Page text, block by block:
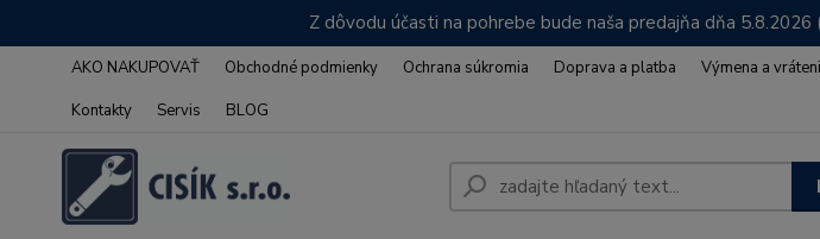
Z dôvodu účasti na pohrebe bude naša predajňa dňa
AKO NAKUPOVAŤ Obchodné podmienky Ochrana súkromia Doprava a platba Výmena a
Kontakty
Servis BLOG